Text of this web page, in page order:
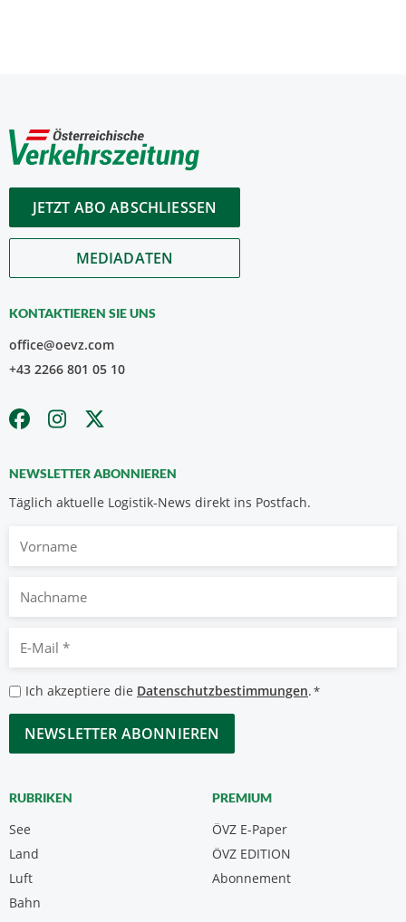
JETZT ABO ABSCHLIESSEN
MEDIADATEN
KONTAKTIEREN SIE UNS
office@oevz.com
+43 2266 801 05 10
NEWSLETTER ABONNIEREN
Täglich aktuelle Logistik-News direkt ins Postfach.
Nachname
Mail
*
Datenschutzbestimmungen
*
Ich akzeptiere die Datenschutzbestimmungen.*
CAPTCHA
RUBRIKEN
See
Land
Luft
Bahn
PREMIUM
ÖVZ E-Paper
Abonnement
ÖVZ EDITION